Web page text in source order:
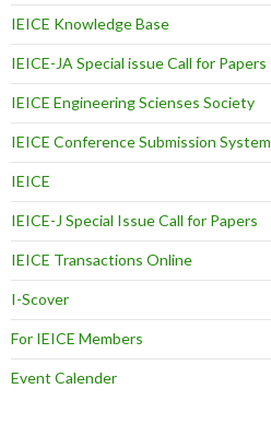
IEICE Knowledge Base
IEICE-JA Special issue Call for Papers
IEICE Engineering Scienses Society
IEICE Conference Submission System
IEICE
IEICE-J Special Issue Call for Papers
IEICE Transactions Online
I-Scover
For IEICE Members
Event Calender